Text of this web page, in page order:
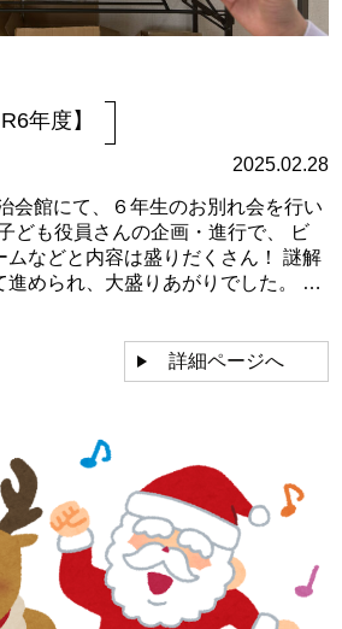
年度】
2025.02.28
会館にて、６年生のお別れ会を行い
ども役員さんの企画・進行で、 ビ
ムなどと内容は盛りだくさん！ 謎解
進められ、大盛りあがりでした。 …
詳細ページへ